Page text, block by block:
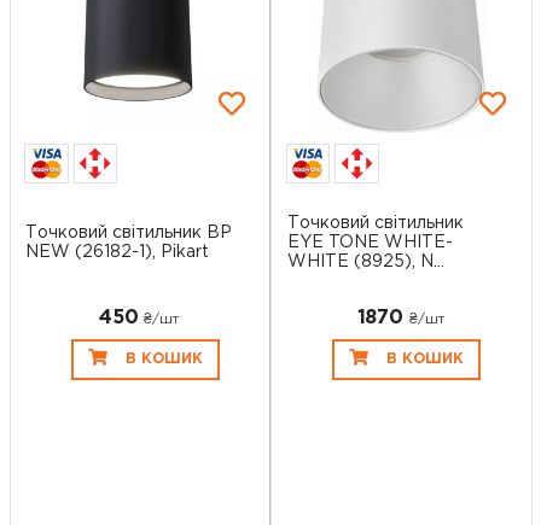
Точковий світильник BP
NEW (26182-1), Pikart
450 ₴/шт
В КОШИК
Точковий світильник
EYE TONE WHITE-
WHITE (8925), N...
1870 ₴/шт
В КОШИК